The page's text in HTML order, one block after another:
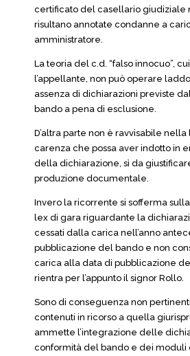
certificato del casellario giudiziale
risultano annotate condanne a
amministratore.
La teoria del c.d. “falso innocuo”,
l’appellante, non può operare
assenza di dichiarazioni previste
bando a pena di esclusione.
D’altra parte non è ravvisabile
carenza che possa aver indotto in
della dichiarazione, sì da
produzione documentale.
Invero la ricorrente si sofferma
lex di gara riguardante la
cessati dalla carica nell’anno
pubblicazione del bando e non
carica alla data di pubblicazione
rientra per l’appunto il signor Rollo.
Sono di conseguenza non
contenuti in ricorso a quella
ammette l’integrazione delle
conformità del bando e dei moduli